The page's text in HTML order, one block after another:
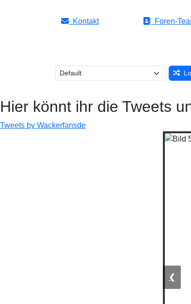
Kontakt
Foren-
Hier könnt ihr die Tweets
Tweets by Wackerfansde
❮